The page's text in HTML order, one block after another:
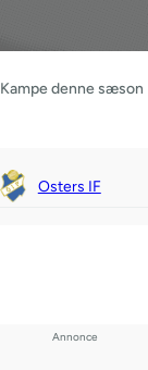
Kampe denne sæson
Osters IF